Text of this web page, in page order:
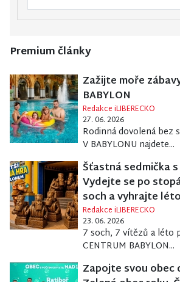
Premium články
Zažijte moře
BABYLON
Redakce iLIBERECKO
27. 06. 2026
Rodinná dovolená bez
V BABYLONU najdete...
Šťastná sedmička
Vydejte se po
soch a vyhrajte
Redakce iLIBERECKO
23. 06. 2026
7 soch, 7 vítězů a léto
CENTRUM BABYLON...
Zapojte svou obec